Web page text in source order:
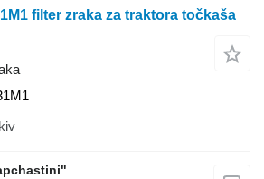
filter zraka za traktora točkaša